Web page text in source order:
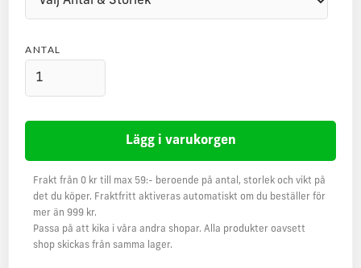
ANTAL
Frakt från 0 kr till max 59:- beroende på antal, storlek och vikt på
det du köper. Fraktfritt aktiveras automatiskt om du beställer för
mer än 999 kr.
Passa på att kika i våra andra shopar. Alla produkter oavsett
shop skickas från samma lager.